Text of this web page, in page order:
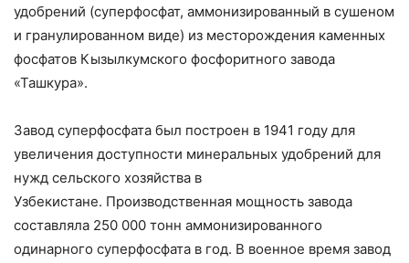
удобрений (суперфосфат, аммонизированный в сушеном
и гранулированном виде) из месторождения каменных
фосфатов Кызылкумского фосфоритного завода
«Ташкура».
Завод суперфосфата был построен в 1941 году для
увеличения доступности минеральных удобрений для
нужд сельского хозяйства в
Узбекистане. Производственная мощность завода
составляла 250 000 тонн аммонизированного
одинарного суперфосфата в год. В военное время завод